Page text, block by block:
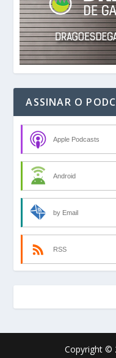
ASSINAR O
Apple Podcasts
Android
by Email
RSS
Copyright ©